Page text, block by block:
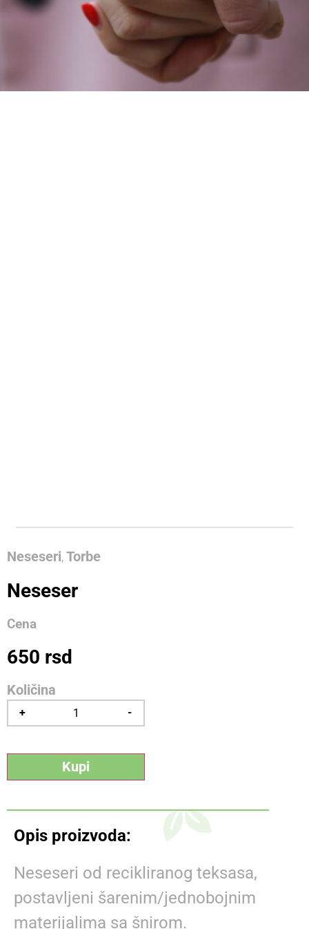
Neseseri, Torbe
Neseser
Cena
650 rsd
+ -
Kupi
Opis proizvoda:
Neseseri od recikliranog teksasa,
postavljeni šarenim/jednobojnim
materijalima sa šnirom.